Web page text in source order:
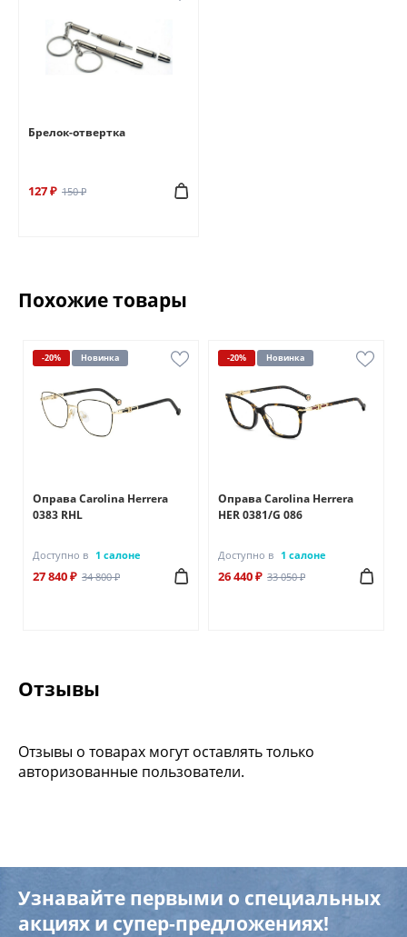
Брелок-отвертка
127 ₽ 150 ₽
Похожие товары
-20% Новинка
Оправа Carolina Herrera
0383 RHL
Доступно в 1 салоне
27 840 ₽ 34 800 ₽
-20% Новинка
Оправа Carolina Herrera
HER 0381/G 086
Доступно в 1 салоне
26 440 ₽ 33 050 ₽
Отзывы
Отзывы о товарах могут оставлять только
авторизованные пользователи.
Узнавайте первыми о специальных
акциях и супер-предложениях!